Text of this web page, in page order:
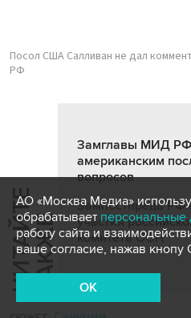
Посол США Салливан не дал
РФ
Ч
И
Т
АЙ
Т
Е
Т
А
К
ЖЕ
Замглавы МИД РФ
американским
вопросов
Зампостпреда РФ
участия
комитета ООН
АО «Москва Медиа»
обрабатывает персональные
работу сайта и
ваше согласие, нажав кнопу
OK